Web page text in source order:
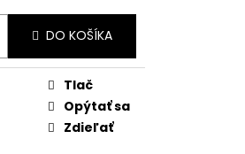
DO KOŠÍKA
Tlač
Opýtať sa
Zdieľať